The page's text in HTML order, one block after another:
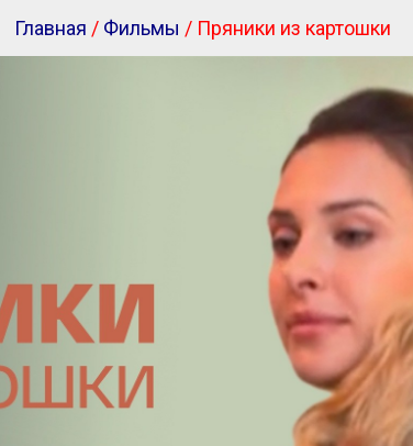
Главная / Фильмы / Пряники из картошки